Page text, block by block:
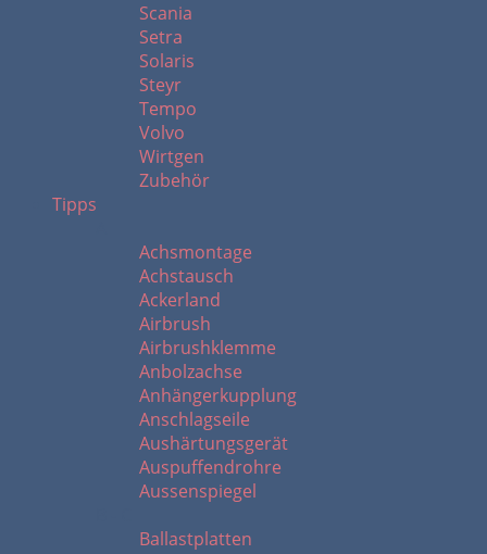
Scania
Setra
Solaris
Steyr
Tempo
Volvo
Wirtgen
Zubehör
Tipps
Achsmontage
Achstausch
Ackerland
Airbrush
Airbrushklemme
Anbolzachse
Anhängerkupplung
Anschlagseile
Aushärtungsgerät
Auspuffendrohre
Aussenspiegel
Ballastplatten